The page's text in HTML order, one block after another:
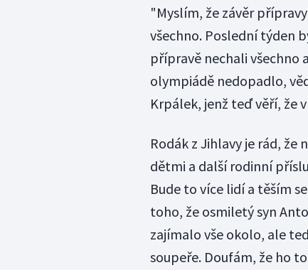
"Myslím, že závěr
všechno. Poslední týden
přípravě nechali všechno
olympiádě nedopadlo,
Krpálek, jenž teď věří, že
Rodák z Jihlavy je rád, že
dětmi a další rodinní
Bude to více lidí a těším
toho, že osmiletý syn
zajímalo vše okolo, ale
soupeře. Doufám, že ho